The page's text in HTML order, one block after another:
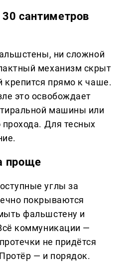
сантиметров
ни сложной
механизм скрыт
крепится прямо к чаше.
это освобождает
машины или
прохода. Для тесных
проще
углы за
покрываются
фальшстену и
коммуникации —
не придётся
— и порядок.